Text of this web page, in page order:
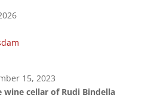
15, 2023
cellar of Rudi Bindella